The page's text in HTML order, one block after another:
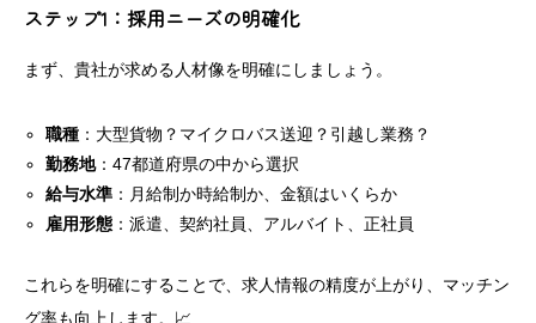
ステップ1：採用ニーズの明確化
まず、貴社が求める人材像を明確にしましょう。
職種 ：大型貨物？マイクロバス送迎？引越し業務？
勤務地：47都道府県の中から選択
給与水準 ：月給制か時給制か、金額はいくらか
雇用形態 ：派遣、契約社員、アルバイト、正社員
これらを明確にすることで、求人情報の精度が上がり、マッチン
グ率も向上します。📈